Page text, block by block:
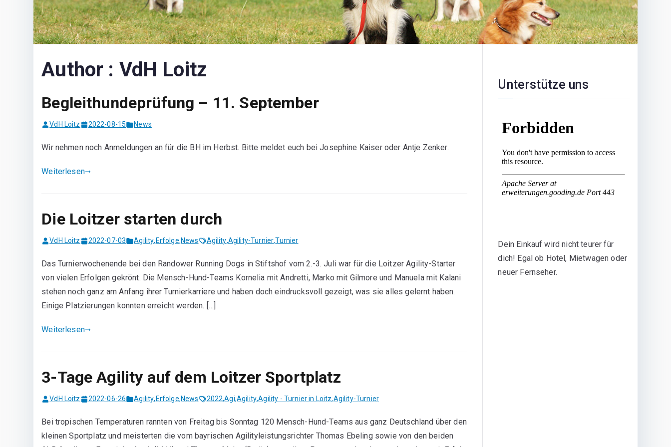
Author : VdH Loitz
Begleithundeprüfung – 11. September
VdH Loitz 2022-08-15 News
Wir nehmen noch Anmeldungen an für die BH im Herbst. Bitte meldet euch bei Josephine Kaiser oder Antje Zenker.
Weiterlesen
Die Loitzer starten durch
VdH Loitz 2022-07-03 Agility, Erfolge,News Agility,Agility-Turnier,Turnier
Das Turnierwochenende bei den Randower Running Dogs in Stiftshof vom 2.-3. Juli war für die Loitzer Agility-Starter
von vielen Erfolgen gekrönt. Die Mensch-Hund-Teams Kornelia mit Andretti, Marko mit Gilmore und Manuela mit Kalani
stehen noch ganz am Anfang ihrer Turnierkarriere und haben doch eindrucksvoll gezeigt, was sie alles gelernt haben.
Einige Platzierungen konnten erreicht werden. […]
Weiterlesen
3-Tage Agility auf dem Loitzer Sportplatz
VdH Loitz 2022-06-26 Agility, Erfolge,News 2022,Agi,Agility,Agility - Turnier in Loitz,Agility-Turnier
Bei tropischen Temperaturen rannten von Freitag bis Sonntag 120 Mensch-Hund-Teams aus ganz Deutschland über den
kleinen Sportplatz und meisterten die vom bayrischen Agilityleistungsrichter Thomas Ebeling sowie von den beiden
Unterstütze uns
Dein Einkauf wird nicht teurer für
dich! Egal ob Hotel, Mietwagen oder
neuer Fernseher.